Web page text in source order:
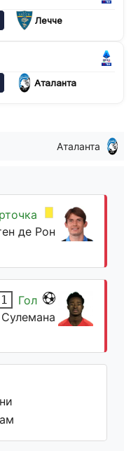
Лечче
Аталанта
Аталанта
де Рон
Гол